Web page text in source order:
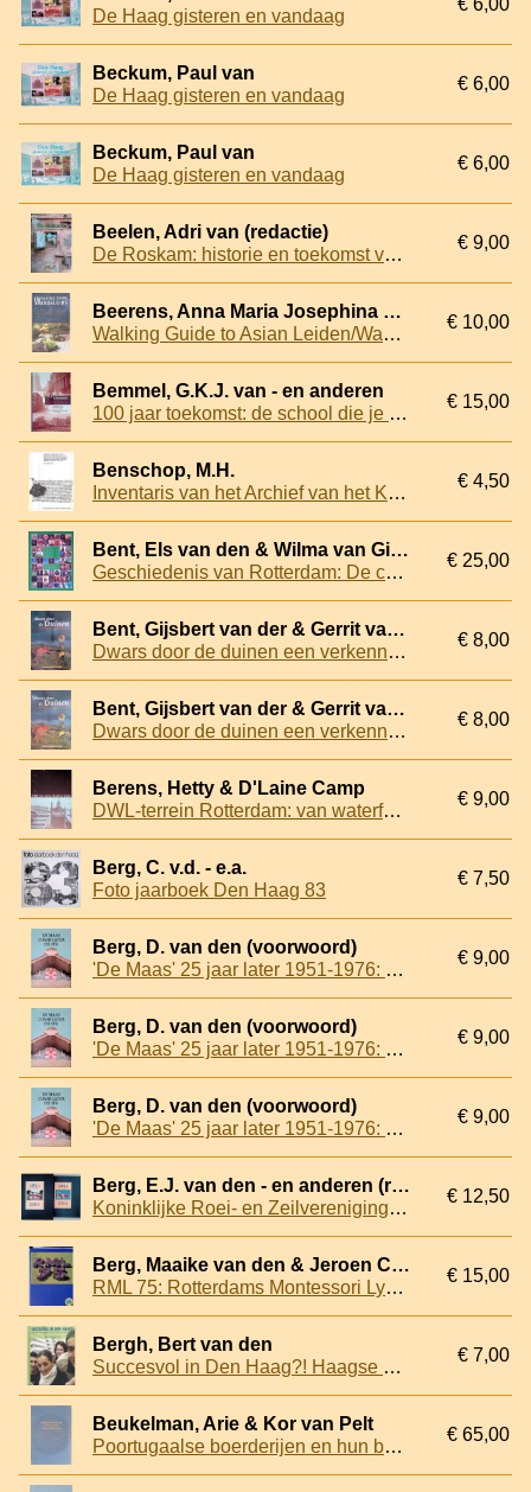
De Haag gisteren en vandaag
€ 6,00
Beckum, Paul van
De Haag gisteren en vandaag
€ 6,00
Beckum, Paul van
De Haag gisteren en vandaag
€ 6,00
Beelen, Adri van (redactie)
De Roskam: historie en toekomst verenigd + DVD
€ 9,00
Beerens, Anna Maria Josephina Josephus
Walking Guide to Asian Leiden/Wandel Gids door Aziatisch Leiden
€ 10,00
Bemmel, G.K.J. van - en anderen
100 jaar toekomst: de school die je ziet: Christelijke H.B.S.; Het Christelijk Lyceum; Thuredrecht College; Insula College locatie Halmaheiraplein te Dordrecht
€ 15,00
Benschop, M.H.
Inventaris van het Archief van het Klooster van Sint Agnes te Dordrecht, 1393-1571 en van het archief van de Rentmeester van de geconfisqueerde goederen van het Klooster van Sint Agnes te Dordrecht, 1572-1591
€ 4,50
Bent, Els van den & Wilma van Giersbergen & René Spork
Geschiedenis van Rotterdam: De canon van het Rotterdams verleden
€ 25,00
Bent, Gijsbert van der & Gerrit van Ommering
Dwars door de duinen een verkenningstocht van Den Haag naar Noordwijk
€ 8,00
Bent, Gijsbert van der & Gerrit van Ommering
Dwars door de duinen een verkenningstocht van Den Haag naar Noordwijk
€ 8,00
Berens, Hetty & D'Laine Camp
DWL-terrein Rotterdam: van waterfabriek tot woonwijk
€ 9,00
Berg, C. v.d. - e.a.
Foto jaarboek Den Haag 83
€ 7,50
Berg, D. van den (voorwoord)
'De Maas' 25 jaar later 1951-1976: Historisch overzicht der Koninklijke Roei- en Zeilvereniging 'de Maas' over de periode 1951-1976
€ 9,00
Berg, D. van den (voorwoord)
'De Maas' 25 jaar later 1951-1976: Historisch overzicht der Koninklijke Roei- en Zeilvereniging 'de Maas' over de periode 1951-1976
€ 9,00
Berg, D. van den (voorwoord)
'De Maas' 25 jaar later 1951-1976: Historisch overzicht der Koninklijke Roei- en Zeilvereniging 'de Maas' over de periode 1951-1976
€ 9,00
Berg, E.J. van den - en anderen (redactie)
Koninklijke Roei- en Zeilvereniging De Maas 1851-2001
€ 12,50
Berg, Maaike van den & Jeroen Coenemans - en anderen
RML 75: Rotterdams Montessori Lyceum 1936-2011
€ 15,00
Bergh, Bert van den
Succesvol in Den Haag?! Haagse sociale en culturele verkenningen
€ 7,00
Beukelman, Arie & Kor van Pelt
Poortugaalse boerderijen en hun bewoners door de eeuwen heen
€ 65,00